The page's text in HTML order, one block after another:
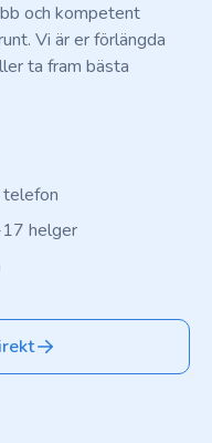
och kompetent
Vi är er förlängda
ta fram bästa
telefon
helger